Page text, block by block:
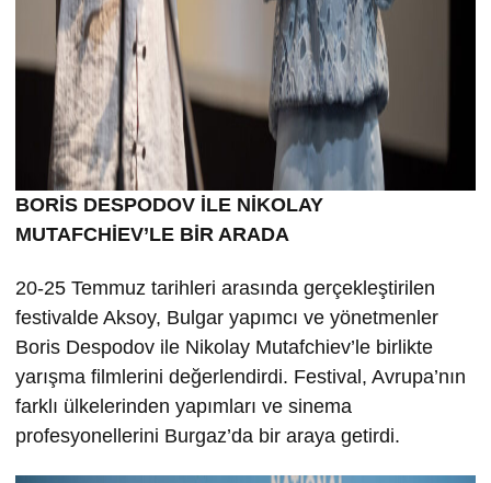
BORİS DESPODOV İLE NİKOLAY
MUTAFCHİEV’LE BİR ARADA
20-25 Temmuz tarihleri arasında gerçekleştirilen
festivalde Aksoy, Bulgar yapımcı ve yönetmenler
Boris Despodov ile Nikolay Mutafchiev’le birlikte
yarışma filmlerini değerlendirdi. Festival, Avrupa’nın
farklı ülkelerinden yapımları ve sinema
profesyonellerini Burgaz’da bir araya getirdi.